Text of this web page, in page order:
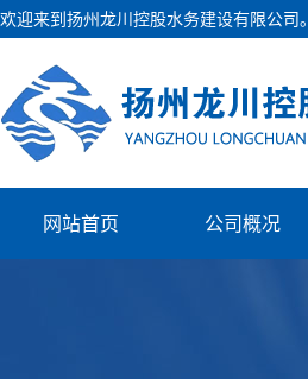
欢迎来到扬州龙川控股水务建设有限公司。
网站首页 公司概况